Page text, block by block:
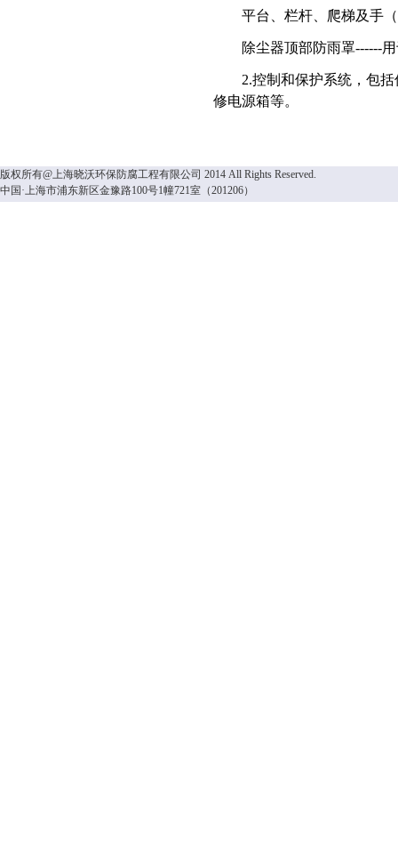
平台、栏杆、爬梯及手
除尘器顶部防雨罩------
2.控制和保护系统，包
修电源箱等。
版权所有@上海晓沃环保防腐工程有限公司 2014 All Rights Reserved.
中国·上海市浦东新区金豫路100号1幢721室（201206）